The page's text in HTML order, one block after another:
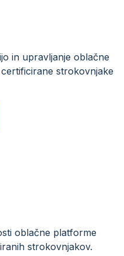
in upravljanje oblačne
strokovnjake
oblačne platforme
strokovnjakov.